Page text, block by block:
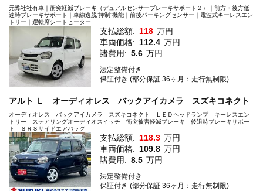
元弊社社有車｜衝突軽減ブレーキ（デュアルセンサーブレーキサポート２）｜前方・後方低
速時ブレーキサポート｜車線逸脱”抑制”機能｜前後パーキングセンサー｜電波式キーレスエン
トリー｜運転席シートヒーター
支払総額: 118 万円
車両価格: 112.4 万円
諸費用: 5.6 万円
法定整備付き
保証付き (部分保証 36ヶ月：走行無制限)
アルト Ｌ オーディオレス バックアイカメラ スズキコネクト
オーディオレス バックアイカメラ スズキコネクト ＬＥＤヘッドランプ キーレスエン
トリー ステアリングオーディオスイッチ 衝突被害軽減ブレーキ 後退時ブレーキサポー
ト ＳＲＳサイドエアバッグ
支払総額: 118.3 万円
車両価格: 109.8 万円
諸費用: 8.5 万円
法定整備付き
保証付き (部分保証 36ヶ月：走行無制限)